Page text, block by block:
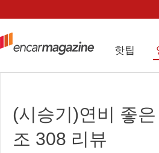
핫팁
(시승기)연비 좋
조 308 리뷰